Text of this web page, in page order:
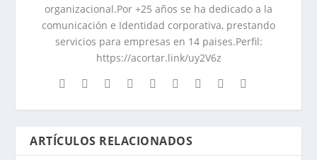
organizacional.Por +25 años se ha dedicado a la
comunicación e Identidad corporativa, prestando
servicios para empresas en 14 paises.Perfil:
https://acortar.link/uy2V6z
ARTÍCULOS RELACIONADOS